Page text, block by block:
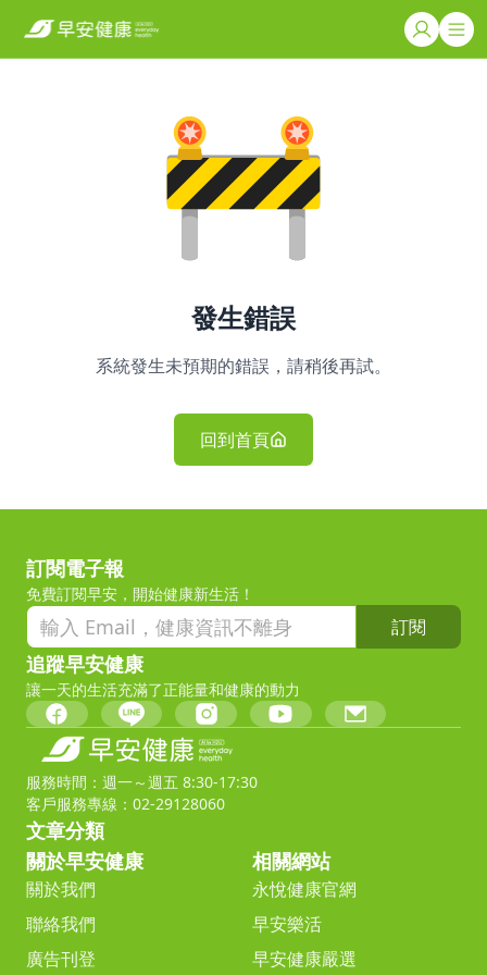
發生錯誤
系統發生未預期的錯誤，請稍後再試。
回到首頁
訂閱電子報
免費訂閱早安，開始健康新生活！
訂閱
追蹤早安健康
讓一天的生活充滿了正能量和健康的動力
服務時間：週一～週五 8:30-17:30
客戶服務專線：02-29128060
文章分類
關於早安健康
關於我們
聯絡我們
廣告刊登
相關網站
永悅健康官網
早安樂活
早安健康嚴選